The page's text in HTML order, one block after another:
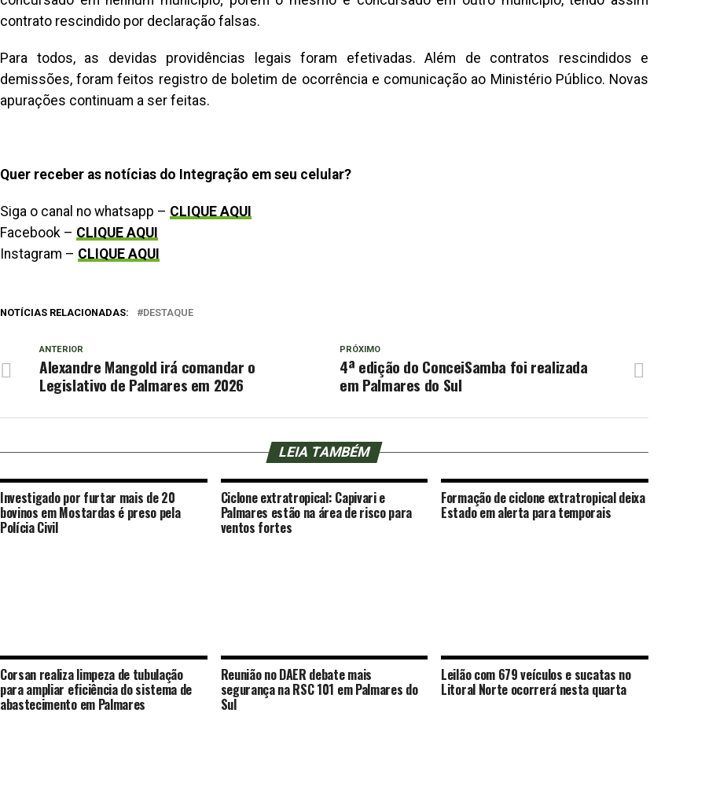
contrato rescindido por declaração falsas.
Para todos, as devidas providências legais foram efetivadas. Além de contratos rescindidos e
demissões, foram feitos registro de boletim de ocorrência e comunicação ao Ministério Público. Novas
apurações continuam a ser feitas.
Quer receber as notícias do Integração em seu celular?
Siga o canal no whatsapp – CLIQUE AQUI
Facebook – CLIQUE AQUI
Instagram – CLIQUE AQUI
NOTÍCIAS RELACIONADAS: DESTAQUE
PRÓXIMO
4ª edição do ConceiSamba foi realizada
em Palmares do Sul
ANTERIOR
Alexandre Mangold irá comandar o
Legislativo de Palmares em 2026
LEIA TAMBÉM
Investigado por furtar mais de 20
bovinos em Mostardas é preso pela
Polícia Civil
Ciclone extratropical: Capivari e
Palmares estão na área de risco para
ventos fortes
Formação de ciclone extratropical deixa
Estado em alerta para temporais
Corsan realiza limpeza de tubulação
para ampliar eficiência do sistema de
abastecimento em Palmares
Reunião no DAER debate mais
segurança na RSC 101 em Palmares do
Sul
Leilão com 679 veículos e sucatas no
Litoral Norte ocorrerá nesta quarta